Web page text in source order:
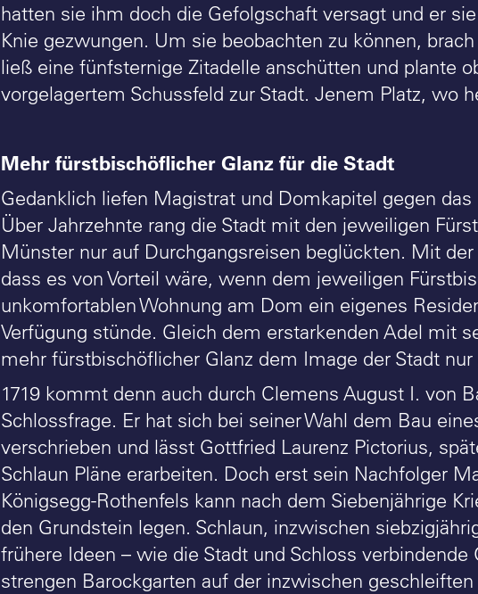
hatten sie ihm doch die Gefolgschaft versagt und er
Knie gezwungen. Um sie beobachten zu können,
ließ eine fünfsternige Zitadelle anschütten und plante
vorgelagertem Schussfeld zur Stadt. Jenem Platz, wo
Mehr fürstbischöflicher Glanz für die Stadt
Gedanklich liefen Magistrat und Domkapitel gegen
Über Jahrzehnte rang die Stadt mit den jeweiligen
Münster nur auf Durchgangsreisen beglückten. Mit der
dass es von Vorteil wäre, wenn dem jeweiligen
unkomfortablen Wohnung am Dom ein eigenes
Verfügung stünde. Gleich dem erstarkenden Adel mit
mehr fürstbischöflicher Glanz dem Image der Stadt
1719 kommt denn auch durch Clemens August I. von
Schlossfrage. Er hat sich bei seiner Wahl dem Bau
verschrieben und lässt Gottfried Laurenz Pictorius,
Schlaun Pläne erarbeiten. Doch erst sein Nachfolger
Königsegg-Rothenfels kann nach dem Siebenjährige
den Grundstein legen. Schlaun, inzwischen
frühere Ideen – wie die Stadt und Schloss
strengen Barockgarten auf der inzwischen